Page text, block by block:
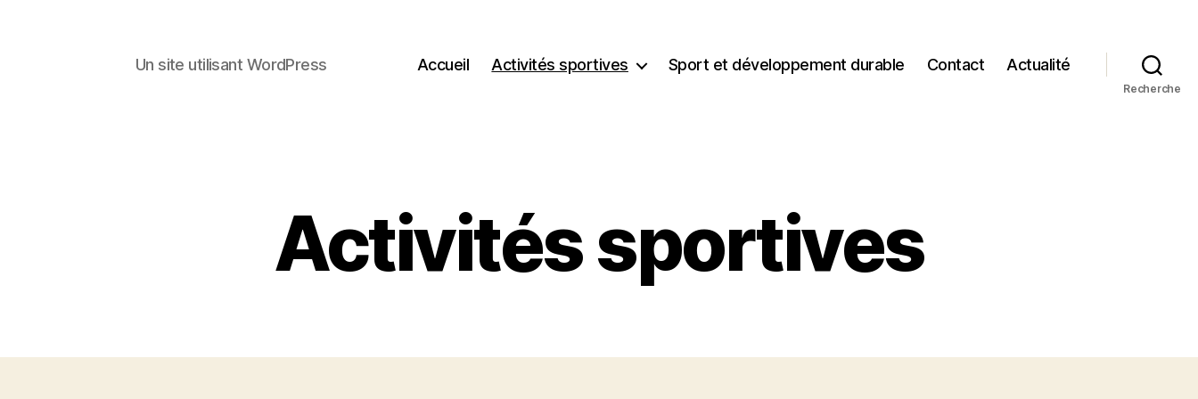
Un site utilisant WordPress Accueil Activités sportives Sport et développement durable Contact Actualité
Recherche
Activités sportives